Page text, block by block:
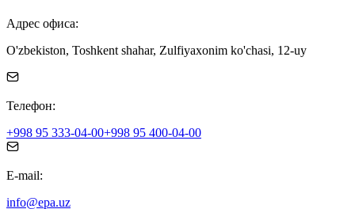
Адрес офиса:
O'zbekiston, Toshkent shahar, Zulfiyaxonim ko'chasi, 12-uy
Телефон:
+998 95 333-04-00+998 95 400-04-00
E-mail:
info@epa.uz